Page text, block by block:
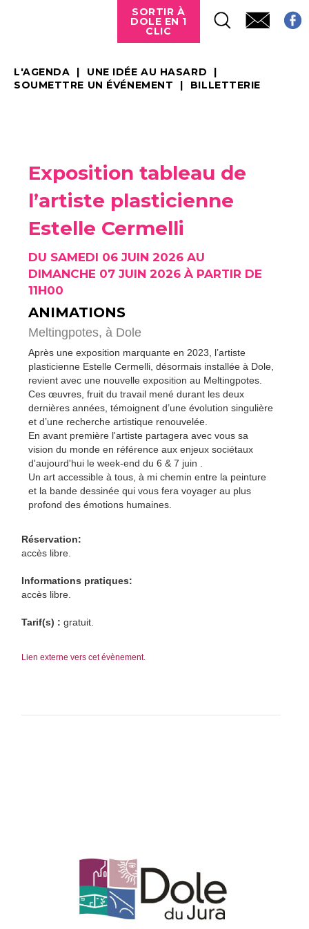
SORTIR À
DOLE EN 1
CLIC
L'AGENDA
UNE IDÉE AU HASARD
SOUMETTRE UN ÉVÉNEMENT
BILLETTERIE
Exposition tableau de
l’artiste plasticienne
Estelle Cermelli
DU SAMEDI 06 JUIN 2026 AU
DIMANCHE 07 JUIN 2026 À PARTIR DE
11H00
ANIMATIONS
Meltingpotes, à Dole
Après une exposition marquante en 2023, l’artiste
plasticienne Estelle Cermelli, désormais installée à Dole,
revient avec une nouvelle exposition au Meltingpotes.
Ces œuvres, fruit du travail mené durant les deux
dernières années, témoignent d’une évolution singulière
et d’une recherche artistique renouvelée.
En avant première l'artiste partagera avec vous sa
vision du monde en référence aux enjeux sociétaux
d'aujourd'hui le week-end du 6 & 7 juin .
Un art accessible à tous, à mi chemin entre la peinture
et la bande dessinée qui vous fera voyager au plus
profond des émotions humaines.
Réservation:
accès libre.
Informations pratiques:
accès libre.
Tarif(s) : gratuit.
Lien externe vers cet évènement.